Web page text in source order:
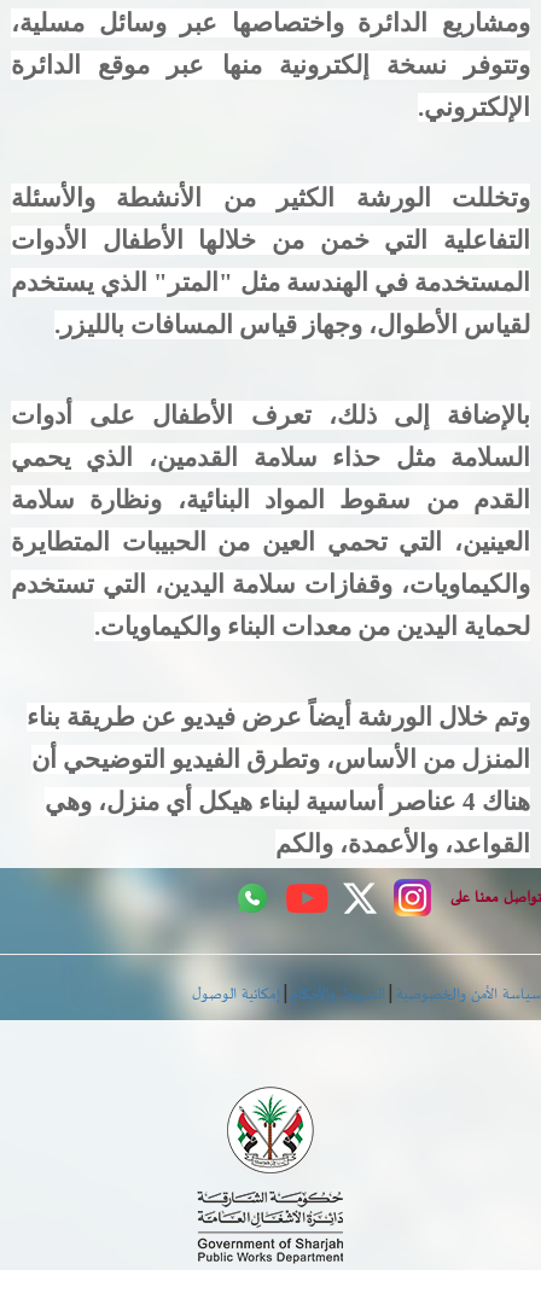
ومشاريع الدائرة واختصاصها عبر وسائل مسلية،
وتتوفر نسخة إلكترونية منها عبر موقع الدائرة
الإلكتروني .
وتخللت الورشة الكثير من الأنشطة والأسئلة
التفاعلية التي خمن من خلالها الأطفال الأدوات
المستخدمة في الهندسة مثل "المتر" الذي يستخدم
لقياس الأطوال، وجهاز قياس المسافات بالليزر.
بالإضافة إلى ذلك، تعرف الأطفال على أدوات
السلامة مثل حذاء سلامة القدمين، الذي يحمي
القدم من سقوط المواد البنائية، ونظارة سلامة
العينين، التي تحمي العين من الحبيبات المتطايرة
والكيماويات، وقفازات سلامة اليدين، التي تستخدم
لحماية اليدين من معدات البناء والكيماويات.
وتم خلال الورشة أيضاً عرض فيديو عن طريقة بناء
المنزل من الأساس، وتطرق الفيديو التوضيحي أن
هناك 4 عناصر أساسية لبناء هيكل أي منزل، وهي
القواعد، والأعمدة، والكم
معنا على
الأمن والخصوصية| الشروط والأحكام| إمكانية الوصول